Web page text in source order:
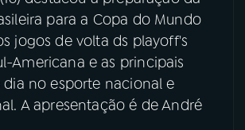
NACIONAL
Facebook
X
para a Copa do Mundo
jogos de volta ds playoff's
Americana e as principais
no esporte nacional e
A apresentação é de André